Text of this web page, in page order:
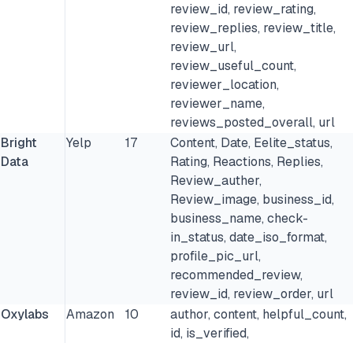
review_id, review_rating,
review_replies, review_title,
review_url,
review_useful_count,
reviewer_location,
reviewer_name,
reviews_posted_overall, url
Bright
Data
Yelp 17
Content, Date, Eelite_status,
Rating, Reactions, Replies,
Review_auther,
Review_image, business_id,
business_name, check-
in_status, date_iso_format,
profile_pic_url,
recommended_review,
review_id, review_order, url
Oxylabs
Amazon 10
author, content, helpful_count,
id, is_verified,